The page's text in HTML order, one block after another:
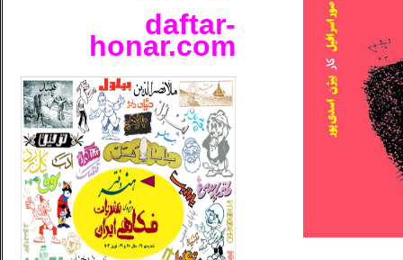
daftar-
honar.com